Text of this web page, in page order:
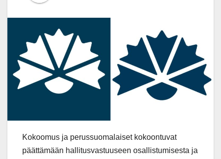
Kokoomus ja perussuomalaiset kokoontuvat
päättämään hallitusvastuuseen osallistumisesta ja